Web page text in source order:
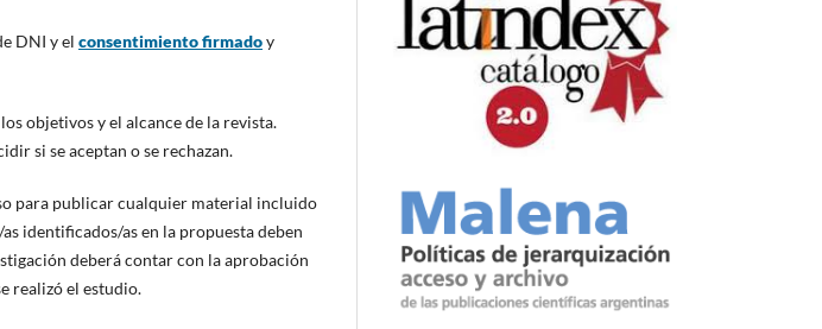
DNI y el consentimiento firmadoy
objetivos y el alcance de la revista.
si se aceptan o se rechazan.
para publicar cualquier material incluido
identificados/as en la propuesta deben
deberá contar con la aprobación
realizó el estudio.